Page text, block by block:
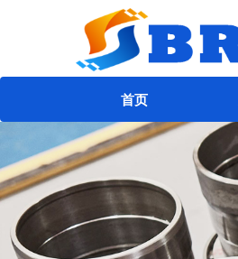
首页